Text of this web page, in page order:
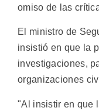
omiso de las
El ministro de
insistió en que la
investigaciones,
organizaciones
"Al insistir en que